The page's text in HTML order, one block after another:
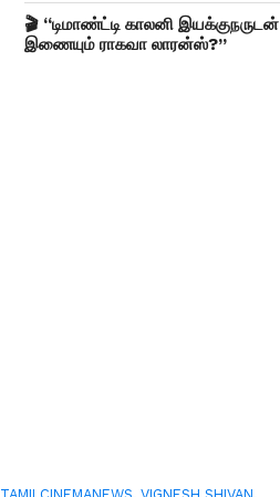
🎬 “டிமாண்ட்டி காலனி இயக்குநருடன்
இணையும் ராகவா லாரன்ஸ்?”